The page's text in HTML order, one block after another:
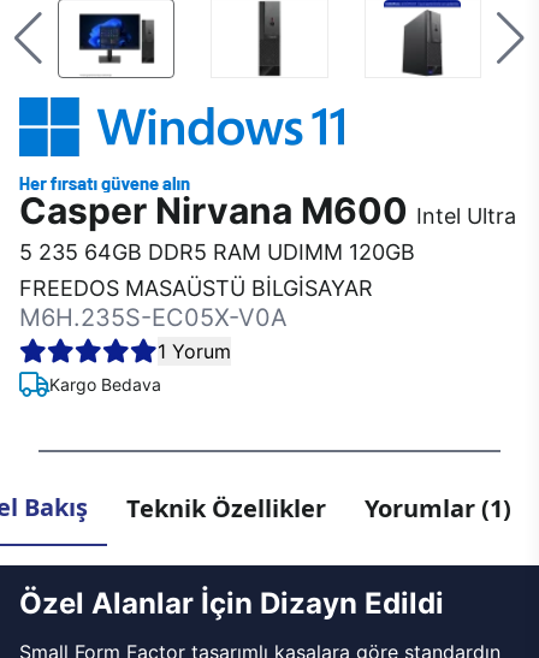
Casper Nirvana M600 Intel Ultra
5 235 64GB DDR5 RAM UDIMM 120GB
FREEDOS MASAÜSTÜ BİLGİSAYAR
M6H.235S-EC05X-V0A
1 Yorum
Kargo Bedava
Bakış Teknik Özellikler Yorumlar (1)
Özel Alanlar İçin Dizayn Edildi
Small Form Factor tasarımlı kasalara göre standardın